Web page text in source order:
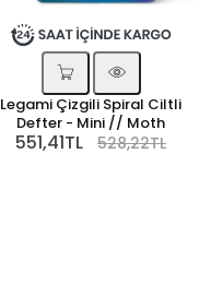
Legami Çizgili Spiral Ciltli
Defter - Mini // Moth
551,41TL 528,22TL